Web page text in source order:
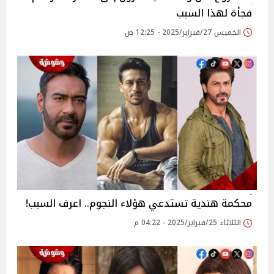
فجأة لهذا السبب
الخميس 27/فبراير/2025 - 12:25 ص
محكمة هندية تستدعي هؤلاء النجوم.. اعرف السبب!
الثلاثاء 25/فبراير/2025 - 04:22 م